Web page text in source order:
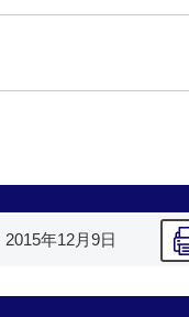
2015年12月9日